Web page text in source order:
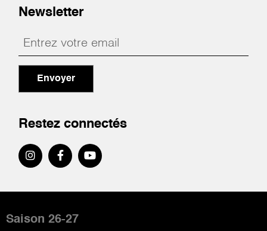
Newsletter
Envoyer
Restez connectés
de
Saison 26-27